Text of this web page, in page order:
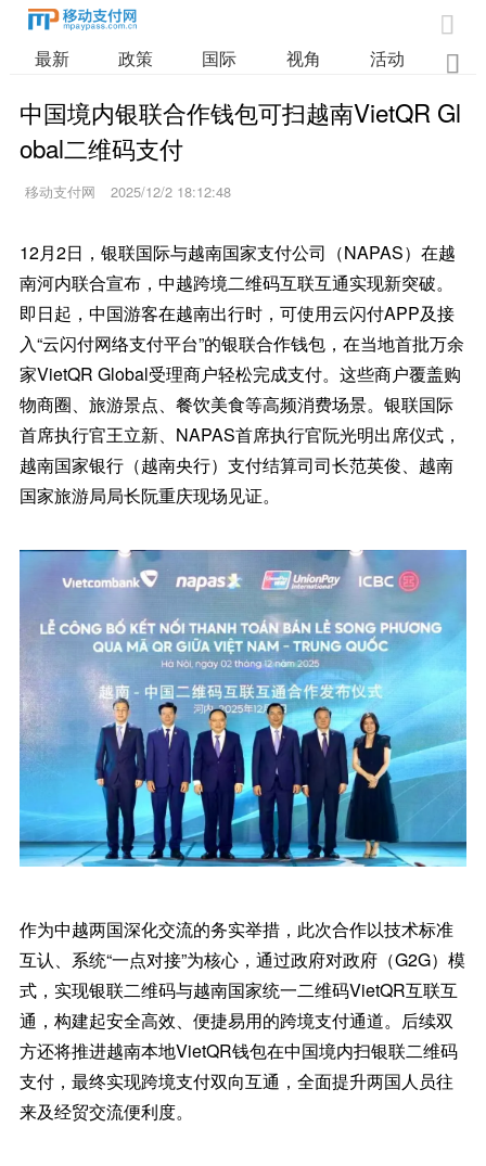

最新 政策 国际 视角 活动 业

中国境内银联合作钱包可扫越南VietQR Gl
obal二维码支付
移动支付网 2025/12/2 18:12:48
12月2日，银联国际与越南国家支付公司（NAPAS）在越
南河内联合宣布，中越跨境二维码互联互通实现新突破。
即日起，中国游客在越南出行时，可使用云闪付APP及接
入“云闪付网络支付平台”的银联合作钱包，在当地首批万余
家VietQR Global受理商户轻松完成支付。这些商户覆盖购
物商圈、旅游景点、餐饮美食等高频消费场景。银联国际
首席执行官王立新、NAPAS首席执行官阮光明出席仪式，
越南国家银行（越南央行）支付结算司司长范英俊、越南
国家旅游局局长阮重庆现场见证。
作为中越两国深化交流的务实举措，此次合作以技术标准
互认、系统“一点对接”为核心，通过政府对政府（G2G）模
式，实现银联二维码与越南国家统一二维码VietQR互联互
通，构建起安全高效、便捷易用的跨境支付通道。后续双
方还将推进越南本地VietQR钱包在中国境内扫银联二维码
支付，最终实现跨境支付双向互通，全面提升两国人员往
来及经贸交流便利度。